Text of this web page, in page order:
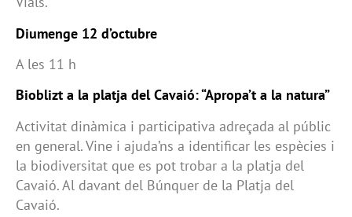
Diumenge 12 d’octubre
A les 11 h
Bioblizt a la platja del Cavaió: “Apropa’t a la natura”
Activitat dinàmica i participativa adreçada al públic
en general. Vine i ajuda’ns a identificar les espècies i
la biodiversitat que es pot trobar a la platja del
Cavaió. Al davant del Búnquer de la Platja del
Cavaió.